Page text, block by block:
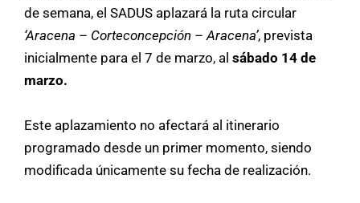
de semana, el SADUS aplazará la ruta circular
‘Aracena – Corteconcepción – Aracena’, prevista
inicialmente para el 7 de marzo, al sábado 14 de
marzo.
Este aplazamiento no afectará al itinerario
programado desde un primer momento, siendo
modificada únicamente su fecha de realización.